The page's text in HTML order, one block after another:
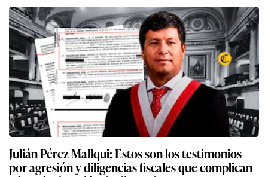
Julián Pérez Mallqui: Estos son los testimonios
por agresión y diligencias fiscales que complican